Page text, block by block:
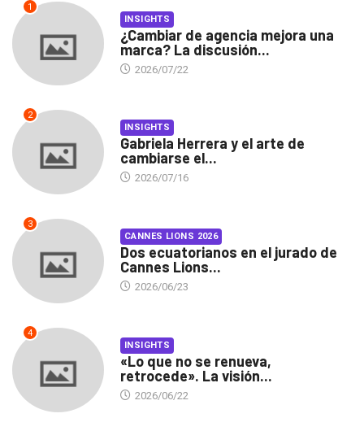
1
INSIGHTS
¿Cambiar de agencia mejora una
marca? La discusión...
2026/07/22
2
INSIGHTS
Gabriela Herrera y el arte de
cambiarse el...
2026/07/16
3
CANNES LIONS 2026
Dos ecuatorianos en el jurado de
Cannes Lions...
2026/06/23
4
INSIGHTS
«Lo que no se renueva,
retrocede». La visión...
2026/06/22